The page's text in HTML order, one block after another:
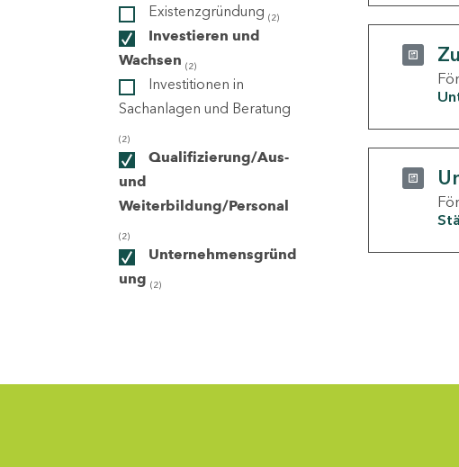
Existenzgründung (2)
Investieren und
Wachsen (2)
Investitionen in
Sachanlagen und Beratung
(2)
Qualifizierung/Aus-
und
Weiterbildung/Personal
(2)
Unternehmensgründ
ung (2)